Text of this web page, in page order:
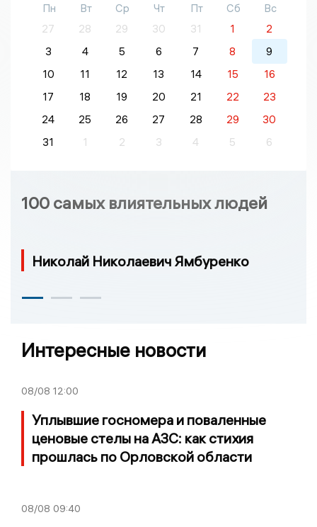
Пн Вт Ср Чт Пт Сб
Вс
27
28 29 30 31 1
2
3
4 5 6 7 8
9
10
11 12 13 14 15
16
17
18 19 20 21 22
23
24
25 26 27 28 29
30
31
1 2 3 4 5 6
100 самых влиятельных людей
Николай Николаевич Ямбуренко
Интересные новости
08/08 12:00
Уплывшие госномера и поваленные
ценовые стелы на АЗС: как стихия
прошлась по Орловской области
08/08 09:40